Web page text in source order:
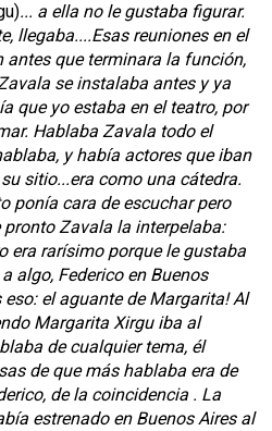
... a ella no le gustaba figurar.
llegaba....Esas reuniones en el
antes que terminara la función,
se instalaba antes y ya
que yo estaba en el teatro, por
Hablaba Zavala todo el
y había actores que iban
sitio...era como una cátedra.
ponía cara de escuchar pero
Zavala la interpelaba:
era rarísimo porque le gustaba
algo, Federico en Buenos
eso: el aguante de Margarita! Al
Margarita Xirgu iba al
de cualquier tema, él
de que más hablaba era de
de la coincidencia . La
estrenado en Buenos Aires al